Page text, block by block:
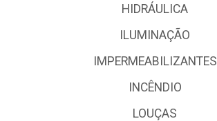
HIDRÁULICA
ILUMINAÇÃO
IMPERMEABILIZANTES
INCÊNDIO
LOUÇAS